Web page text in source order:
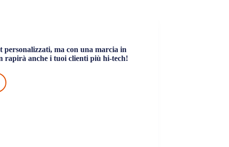
personalizzati, ma con una marcia in
rapirà anche i tuoi clienti più hi-tech!